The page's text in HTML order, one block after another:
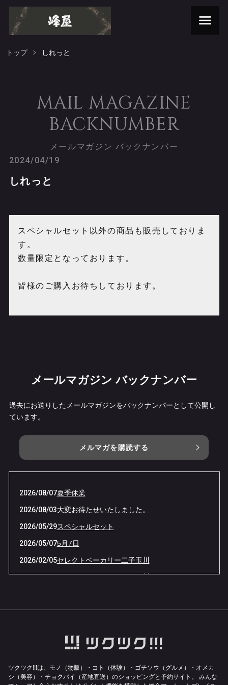
トップ しれっと
MAIL MAGAZINE
BACKNUMBER
メールマガジン バックナンバー
2024/04/19
しれっと
スペシャルセット以外の商品も販売しておりま
す。
数量限定となっております。
皆様のご購入お待ちしております。
メールマガジン バックナンバー
過去にお送りしたメールマガジンをバックナンバーとして公開し
ています。
メルマガを購読する
2026/08/07夏季休業
2026/08/03大変お待たせいたしました。
2026/05/29スペシャルセット
2026/05/075月7日
2026/02/05セレクトベーカリー二子玉川
2026/01/30セレクトベーカリー二子玉川
2025/11/01シモキタ三ツ星バザール
沖縄への配送料のお知らせ
2025/05/20Tシャツ
ツクツク!!!は、モノ（物販）・コト（体験）・ゴチソウ（グルメ）・オメカ
シ（美容）・チョクバイ（産地直送）のショッピングと予約サイト。
みんな